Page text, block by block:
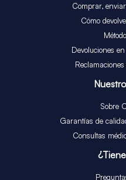
Comprar,
Cómo
Devoluciones
Sobre
Garantías de
Consultas